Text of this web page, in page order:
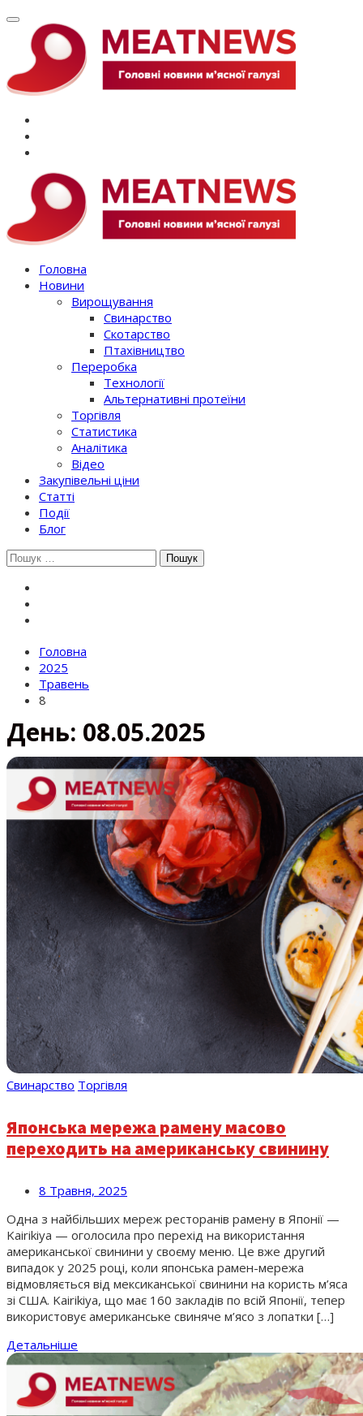
Перейти
вмісту
Головна
Новини
Вирощування
Свинарство
Скотарство
Птахівництво
Переробка
Технології
Альтернативні протеїни
Торгівля
Статистика
Аналітика
Відео
Закупівельні ціни
Статті
Події
Блог
Шукати:
Головна
2025
Травень
8
День: 08.05.2025
Свинарство Торгівля
Японська мережа рамену масово
переходить на американську свинину
8 Травня, 2025
Одна з найбільших мереж ресторанів рамену в Японії —
Kairikiya — оголосила про перехід на використання
американської свинини у своєму меню. Це вже другий
випадок у 2025 році, коли японська рамен-мережа
відмовляється від мексиканської свинини на користь м’яса
зі США. Kairikiya, що має 160 закладів по всій Японії, тепер
використовує американське свиняче м’ясо з лопатки […]
Детальніше